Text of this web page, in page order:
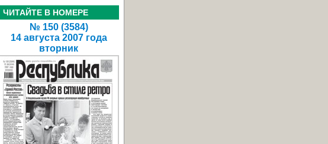
ЧИТАЙТЕ В НОМЕРЕ
№ 150 (3584)
14 августа 2007 года
вторник